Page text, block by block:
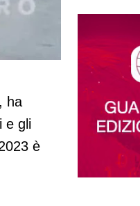
, ha
e gli
è